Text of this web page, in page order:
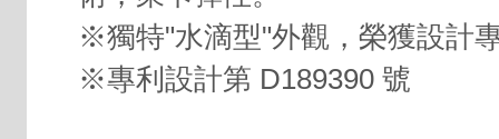
※獨特"水滴型"外觀，榮獲設計
※專利設計第 D189390 號